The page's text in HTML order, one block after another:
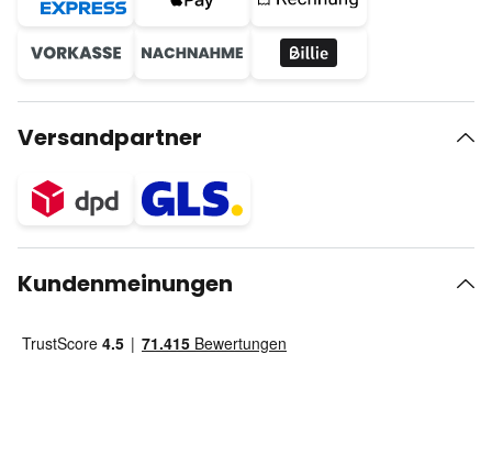
Versandpartner
Kundenmeinungen